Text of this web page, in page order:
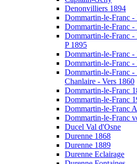
Denonvilliers 1894
Dommartin-le-Franc -
Dommartin-le-Franc -
Dommartin-le-Franc -
P 1895
Dommartin-le-Franc
Dommartin-le-Franc -
Dommartin-le-Franc
Chanlaire - Vers 1860
Dommartin-le-Franc
Dommartin-le-Franc
Dommartin-le-Franc
Dommartin-le-Franc
Ducel Val d'Osne
Durenne 1868
Durenne 1889
Durenne Eclairage